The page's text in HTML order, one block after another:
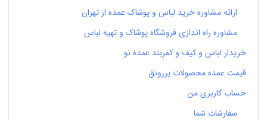
ارائه مشاوره خرید لباس و پوشاک عمده از تهران
مشاوره راه اندازی فروشگاه پوشاک و تهیه لباس
خریدار لباس و کیف و کمربند عمده نو
قیمت عمده محصولات پررونق
حساب کاربری من
سفارشات شما